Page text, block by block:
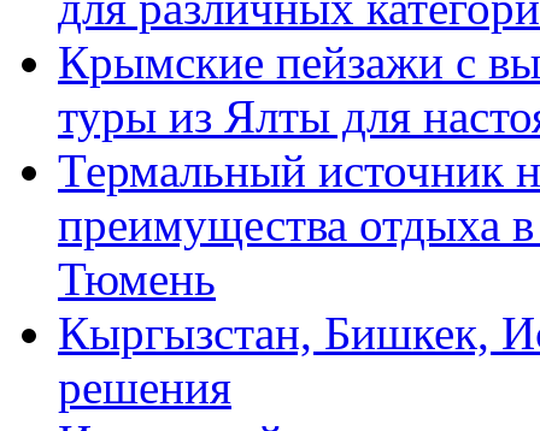
Крымские пейзажи с
туры из Ялты для
Термальный источник
преимущества отдыха
Тюмень
Кыргызстан, Бишкек,
решения